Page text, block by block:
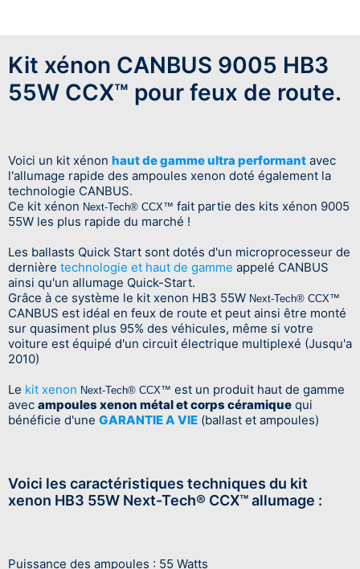
Kit xénon CANBUS 9005 HB3
55W CCX™ pour feux de route.
Voici un kit xénon haut de gamme ultra performant avec
l'allumage rapide des ampoules xenon doté également la
technologie CANBUS.
Ce kit xénon Next-Tech® CCX™ fait partie des kits xénon 9005
55W les plus rapide du marché !
Les ballasts Quick Start sont dotés d'un microprocesseur de
dernière technologie et haut de gamme appelé CANBUS
ainsi qu'un allumage Quick-Start.
Grâce à ce système le kit xenon HB3 55W Next-Tech® CCX™
CANBUS est idéal en feux de route et peut ainsi être monté
sur quasiment plus 95% des véhicules, même si votre
voiture est équipé d'un circuit électrique multiplexé (Jusqu'a
2010)
Le kit xenon Next-Tech® CCX™ est un produit haut de gamme
avec ampoules xenon métal et corps céramique qui
bénéficie d'une GARANTIE A VIE (ballast et ampoules)
Voici les caractéristiques techniques du kit
xenon HB3 55W Next-Tech® CCX™ allumage :
Puissance des ampoules : 55 Watts